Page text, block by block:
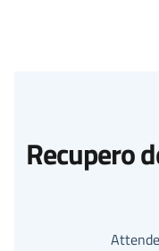
Recupero